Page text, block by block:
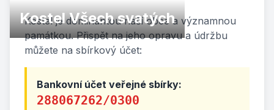
Kostel Všech svatých
Kostel je dominantou naší obce a významnou
památkou. Přispět na jeho opravu a údržbu
můžete na sbírkový účet:
Bankovní účet veřejné sbírky:
288067262/0300